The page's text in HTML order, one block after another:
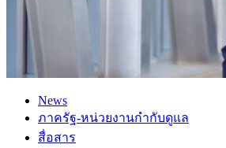
News
ภาครัฐ-หน่วยงานกำกับดูแล
สื่อสาร